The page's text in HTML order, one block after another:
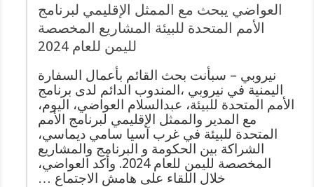
العواضي يبحث مع الممثل الإقليمي لبرنامج
الأمم المتحدة للبيئة المشاريع المخصصة
لليمن للعام 2024
نيروبي – سبأنت بحث القائم بأعمال السفارة
اليمنية في نيروبي ،المندوب الدائم لدى برنامج
الأمم المتحدة للبيئة، عبدالسلام العواضي، اليوم،
مع المدير والممثل الإقليمي لبرنامج الأمم
المتحدة للبيئة في غرب آسيا سامي ديماسي،
الشراكة بين الحكومة و البرنامج والمشاريع
المخصصة لليمن للعام 2024. وأكد العواضي،
خلال اللقاء على هامش الاجتماع …